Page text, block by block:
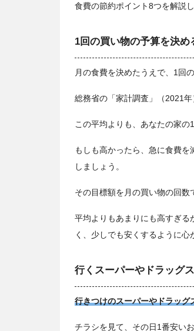
食費の節約ポイント8つを解説し
1回の買い物の予算を決め
月の食費を決めたうえで、1回
総務省の「家計調査」（2021年
この平均よりも、あなたの家の
もしも高かったら、急に食費
しましょう。
その目標額を月の買い物の回数
平均よりもあまりにも高すぎる
く、少しでも安くするように心
行くスーパーやドラッグ
行きつけのスーパーやドラッ
チラシを見て、その日1番安い